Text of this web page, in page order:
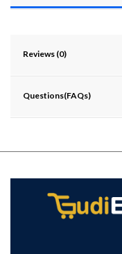
Reviews (0)
Questions(FAQs)